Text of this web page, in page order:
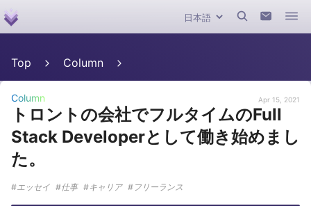
Top Column
Column Apr 15, 2021
トロントの会社でフルタイムのFull
Stack Developerとして働き始めまし
た。
エッセイ 仕事 キャリア フリーランス